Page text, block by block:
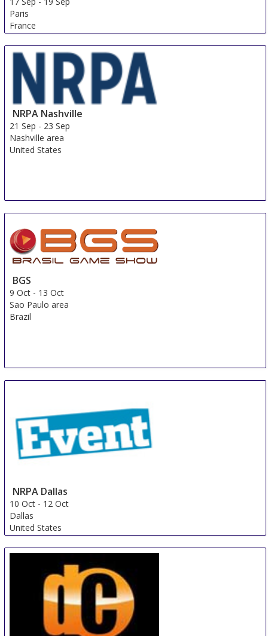
Paris
France
NRPA Nashville
21 Sep - 23 Sep
Nashville area
United States
BGS
9 Oct - 13 Oct
Sao Paulo area
Brazil
NRPA Dallas
10 Oct - 12 Oct
Dallas
United States